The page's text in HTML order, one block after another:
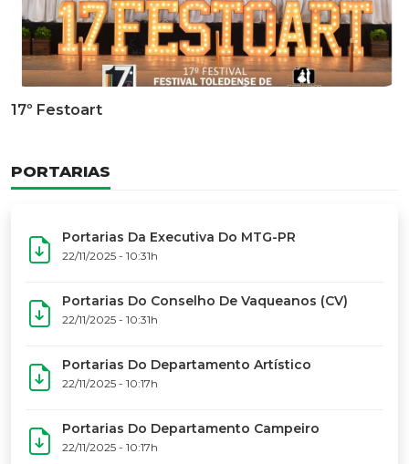
17º Festoart
PORTARIAS
Portarias Da Executiva Do MTG-PR
22/11/2025 - 10:31h
Portarias Do Conselho De Vaqueanos (CV)
22/11/2025 - 10:31h
Portarias Do Departamento Artístico
22/11/2025 - 10:17h
Portarias Do Departamento Campeiro
22/11/2025 - 10:17h